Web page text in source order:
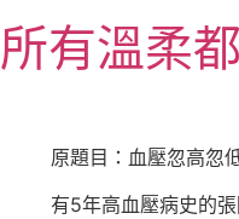
至
主所有溫柔
原題目：血壓忽高忽
有5年高血壓病史的張